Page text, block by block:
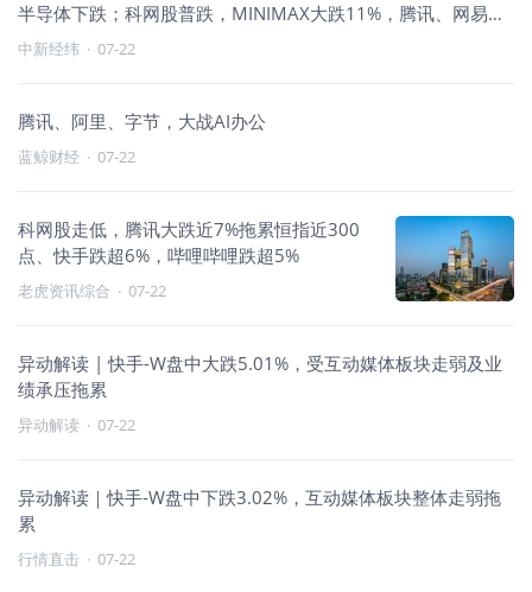
半导体下跌；科网股普跌，MINIMAX大跌11%，腾讯、网易、
快手集体下跌
中新经纬 · 07-22
腾讯、阿里、字节，大战AI办公
蓝鲸财经 · 07-22
科网股走低，腾讯大跌近7%拖累恒指近300
点、快手跌超6%，哔哩哔哩跌超5%
老虎资讯综合 · 07-22
异动解读 | 快手-W盘中大跌5.01%，受互动媒体板块走弱及业
绩承压拖累
异动解读 · 07-22
异动解读｜快手-W盘中下跌3.02%，互动媒体板块整体走弱拖
累
行情直击 · 07-22